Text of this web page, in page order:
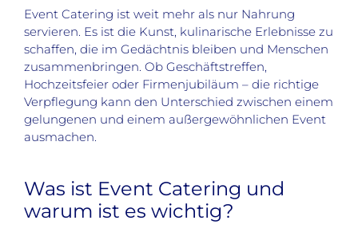
Event Catering ist weit mehr als nur Nahrung
servieren. Es ist die Kunst, kulinarische Erlebnisse zu
schaffen, die im Gedächtnis bleiben und Menschen
zusammenbringen. Ob Geschäftstreffen,
Hochzeitsfeier oder Firmenjubiläum – die richtige
Verpflegung kann den Unterschied zwischen einem
gelungenen und einem außergewöhnlichen Event
ausmachen.
Was ist Event Catering und
warum ist es wichtig?